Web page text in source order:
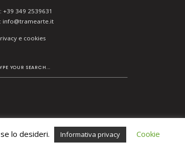
+39 349 2539631
info@tramearte.it
e cookies
lo desideri. Informativa privacy
Cookie